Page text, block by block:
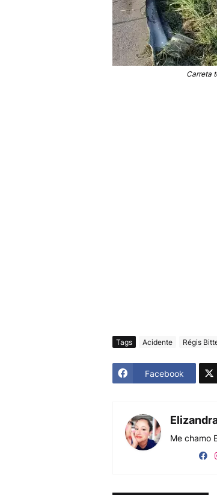
Carreta
Tags Acidente Régis
Facebook
Me chamo